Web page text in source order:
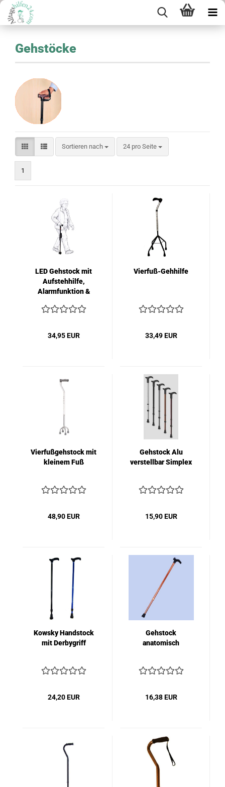
Gehstöcke
Sortieren nach
Sortieren nach 24 pro Seite
pro Seite
1
LED Gehstock mit
Aufstehhilfe,
Alarmfunktion &
34,95 EUR
Vierfuß-Gehhilfe
33,49 EUR
Vierfußgehstock mit
kleinem Fuß
48,90 EUR
Gehstock Alu
verstellbar Simplex
15,90 EUR
Kowsky Handstock
mit Derbygriff
24,20 EUR
Gehstock
anatomisch
16,38 EUR